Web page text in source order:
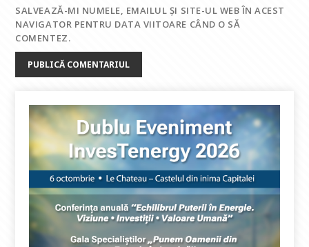
SALVEAZĂ-MI NUMELE, EMAILUL ȘI SITE-UL WEB ÎN ACEST
NAVIGATOR PENTRU DATA VIITOARE CÂND O SĂ
COMENTEZ.